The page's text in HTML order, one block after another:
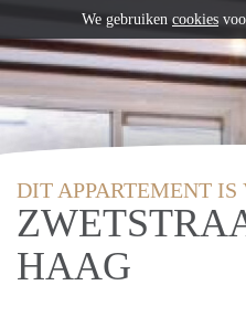
DIT APPARTEMENT IS
HAAG
We gebruiken cookies